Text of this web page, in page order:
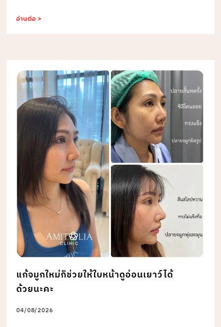
อ่านต่อ >
แก้จมูกใหม่ก็ช่วยให้ใบหน้าดูอ่อนเยาว์ได้
ด้วยนะคะ
04/08/2026